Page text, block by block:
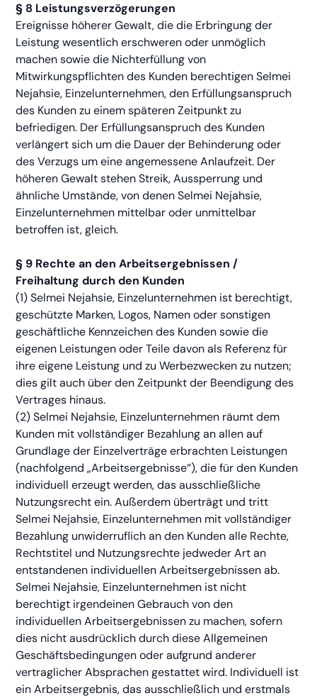
§ 8 Leistungsverzögerungen
Ereignisse höherer Gewalt, die die Erbringung der
Leistung wesentlich erschweren oder unmöglich
machen sowie die Nichterfüllung von
Mitwirkungspflichten des Kunden berechtigen Selmei
Nejahsie, Einzelunternehmen, den Erfüllungsanspruch
des Kunden zu einem späteren Zeitpunkt zu
befriedigen. Der Erfüllungsanspruch des Kunden
verlängert sich um die Dauer der Behinderung oder
des Verzugs um eine angemessene Anlaufzeit. Der
höheren Gewalt stehen Streik, Aussperrung und
ähnliche Umstände, von denen Selmei Nejahsie,
Einzelunternehmen mittelbar oder unmittelbar
betroffen ist, gleich.
§ 9 Rechte an den Arbeitsergebnissen /
Freihaltung durch den Kunden
(1) Selmei Nejahsie, Einzelunternehmen ist berechtigt,
geschützte Marken, Logos, Namen oder sonstigen
geschäftliche Kennzeichen des Kunden sowie die
eigenen Leistungen oder Teile davon als Referenz für
ihre eigene Leistung und zu Werbezwecken zu nutzen;
dies gilt auch über den Zeitpunkt der Beendigung des
Vertrages hinaus.
(2) Selmei Nejahsie, Einzelunternehmen räumt dem
Kunden mit vollständiger Bezahlung an allen auf
Grundlage der Einzelverträge erbrachten Leistungen
(nachfolgend „Arbeitsergebnisse“), die für den Kunden
individuell erzeugt werden, das ausschließliche
Nutzungsrecht ein. Außerdem überträgt und tritt
Selmei Nejahsie, Einzelunternehmen mit vollständiger
Bezahlung unwiderruflich an den Kunden alle Rechte,
Rechtstitel und Nutzungsrechte jedweder Art an
entstandenen individuellen Arbeitsergebnissen ab.
Selmei Nejahsie, Einzelunternehmen ist nicht
berechtigt irgendeinen Gebrauch von den
individuellen Arbeitsergebnissen zu machen, sofern
dies nicht ausdrücklich durch diese Allgemeinen
Geschäftsbedingungen oder aufgrund anderer
vertraglicher Absprachen gestattet wird. Individuell ist
ein Arbeitsergebnis, das ausschließlich und erstmals